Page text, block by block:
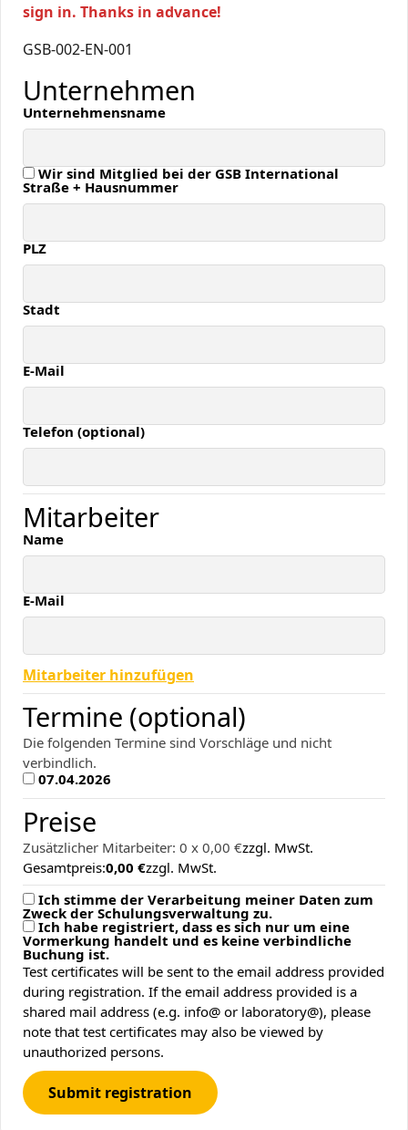
sign in. Thanks in advance!
GSB-002-EN-001
Unternehmen
Unternehmensname
Wir sind Mitglied bei der GSB International
Straße + Hausnummer
PLZ
Stadt
E-Mail
Telefon (optional)
Mitarbeiter
Name
E-Mail
Mitarbeiter hinzufügen
Termine (optional)
Die folgenden Termine sind Vorschläge und nicht
verbindlich.
07.04.2026
Preise
Zusätzlicher Mitarbeiter: 0 x 0,00 €zzgl. MwSt.
Gesamtpreis:0,00 €zzgl. MwSt.
Ich stimme der Verarbeitung meiner Daten zum
Zweck der Schulungsverwaltung zu.
Ich habe registriert, dass es sich nur um eine
Vormerkung handelt und es keine verbindliche
Buchung ist.
Test certificates will be sent to the email address provided
during registration. If the email address provided is a
shared mail address (e.g. info@ or laboratory@), please
note that test certificates may also be viewed by
unauthorized persons.
Submit registration